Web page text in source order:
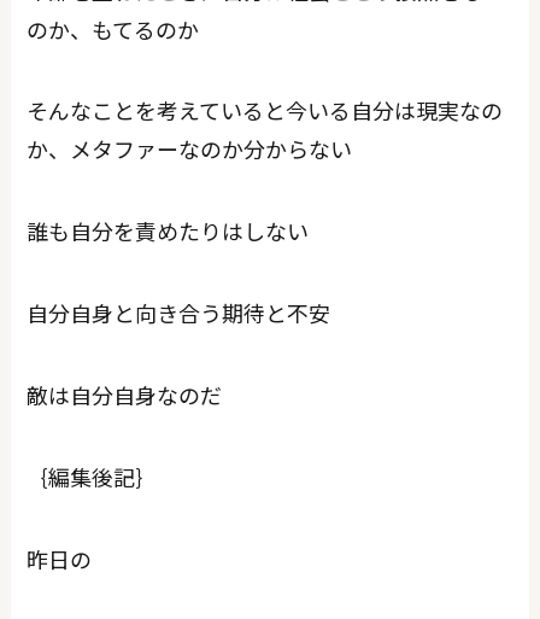
のか、もてるのか
そんなことを考えていると今いる自分は現実なの
か、メタファーなのか分からない
誰も自分を責めたりはしない
自分自身と向き合う期待と不安
敵は自分自身なのだ
｛編集後記｝
昨日の